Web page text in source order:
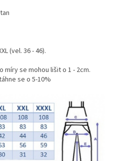
(vel. 36 - 46).
se mohou lišit o 1 - 2cm.
se o 5-10%